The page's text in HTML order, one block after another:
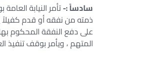
سادساً :-تأمر النيابة
ذمته من نفقه أو قدم كفيلاً
على دفع النفقة المحكوم
المتهم ، ويأمر بوقف تنفيذ